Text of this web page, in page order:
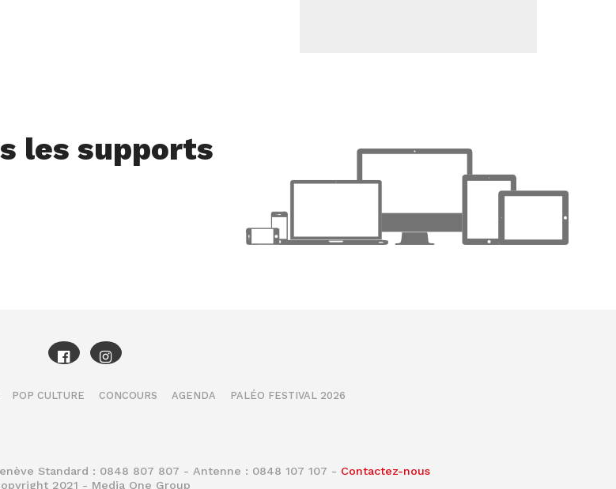
les supports
POP CULTURE CONCOURS AGENDA PALÉO FESTIVAL 2026
Standard : 0848 807 807 - Antenne : 0848 107 107 - Contactez-nous
2021 - Media One Group